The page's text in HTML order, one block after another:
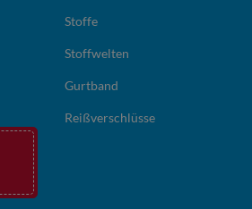
Stoffe
Stoffwelten
Gurtband
Reißverschlüsse